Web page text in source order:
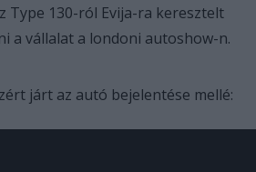
Type 130-ról Evija-ra keresztelt
a vállalat a londoni autoshow-n.
járt az autó bejelentése mellé: